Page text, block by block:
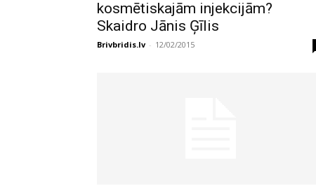
kosmētiskajām injekcijām?
Skaidro Jānis Ģīlis
Brivbridis.lv - 12/02/2015